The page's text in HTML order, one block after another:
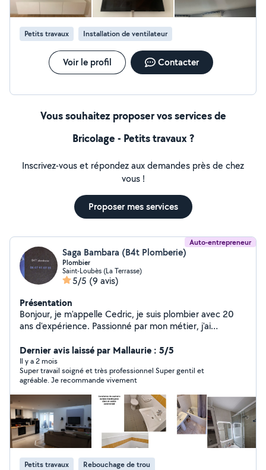
semaine et le week-end selon vos besoins. Travail
soigné, respect des délais, et satisfaction garantie.
N'hésitez pas à me contacter pour un dépannage, un
projet ou un simple conseil je réponds rapidement ! À
bientôt pour vos travaux du quotidien
Petits travaux Installation de ventilateur
Voir le profil Contacter
Vous souhaitez proposer vos services de
Bricolage - Petits travaux ?
Inscrivez-vous et répondez aux demandes près de chez
vous !
Proposer mes services
Auto-entrepreneur
Saga Bambara (B4t Plomberie)
Plombier
Saint-Loubès (La Terrasse)
5/5 (9 avis)
Présentation
Bonjour, je m'appelle Cedric, je suis plombier avec 20
ans d'expérience. Passionné par mon métier, j'ai
appartements. Je vous propose mes services pour
plusieurs prestations telle que la création complète
et/ou rénovation de votre salle de bain ainsi que de
votre cuisine. - Pose de carrelage, faïence - Pose de
parquet - Travaux de plâtrerie : création de cloison
Bandes et finitions ( peinture) - Remplacement et pose
de cumulus et chaudière - Petits travaux : montage
meubles, fixation murale ( TV , étagères) - Dépannage
urgent N'hésitez a me contacter pour des conseils et
tarifs
Dernier avis laissé par Mallaurie : 5/5
Il y a 2 mois
Super travail soigné et très professionnel Super gentil et
agréable. Je recommande vivement
Petits travaux Rebouchage de trou